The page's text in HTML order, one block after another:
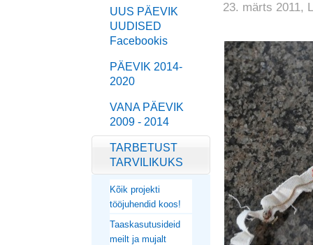
UUS PÄEVIK
UUDISED
Facebookis
PÄEVIK 2014-
2020
VANA PÄEVIK
2009 - 2014
TARBETUST
TARVILIKUKS
Kõik projekti
tööjuhendid koos!
Taaskasutusideid
meilt ja mujalt
23. märts 2011,